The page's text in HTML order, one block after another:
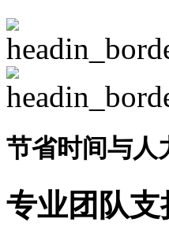
节省时间与人
专业团队支